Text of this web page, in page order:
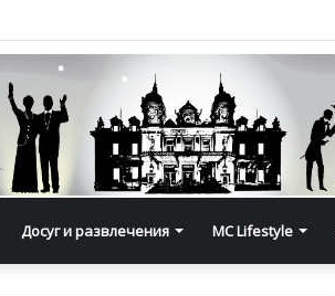
Досуг и развлечения MC Lifestyle